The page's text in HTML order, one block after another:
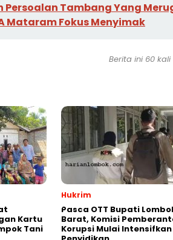
Persoalan Tambang Yang
Mataram Fokus Menyimak
Berita ini 60
Kartu
Tani
Hukrim
Pasca OTT Bupati
Barat, Komisi
Korupsi Mulai Intensifkan